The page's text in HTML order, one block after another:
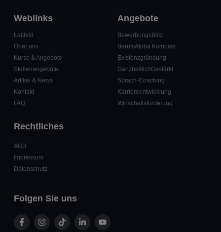
Weblinks
Leitbild
Über uns
Kurse & Angebote
Stellenangebote
Artikel & News
Kontakt
FAQ
Angebote
BewerbungsBlitz
BerufsAlpha Kompakt
Existenzgründung
GanzheitlichGestärkt
Sprach-Coaching
Karriereentwicklung
Wirtschaftsförderung
Rechtliches
AGB
Impressum
Datenschutz
Folgen Sie uns